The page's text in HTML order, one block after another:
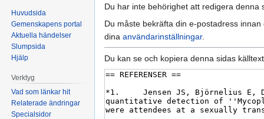
Hoppa
till
navigering
Hoppa
till
sök
Du har inte behörighet att redigera denna
Du måste bekräfta din e-postadress
dina användarinställningar.
Du kan se och kopiera denna sidas
Huvudsida
Gemenskapens portal
Aktuella händelser
Slumpsida
Hjälp
Verktyg
Vad som länkar hit
Relaterade ändringar
Specialsidor